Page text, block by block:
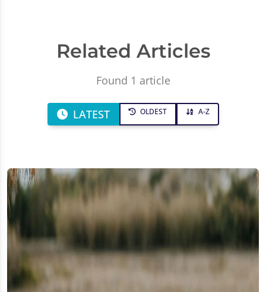
Related Articles
Found 1 article
LATEST OLDEST A-Z